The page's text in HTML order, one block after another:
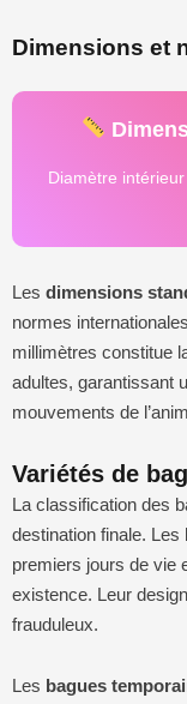
Dimensions et
Diamètre
Les dimensions
normes
millimètres constitue
adultes, garantissant
mouvements de
Variétés de
La classification des
destination finale. Les
premiers jours de vie
existence. Leur
frauduleux.
Les bagues